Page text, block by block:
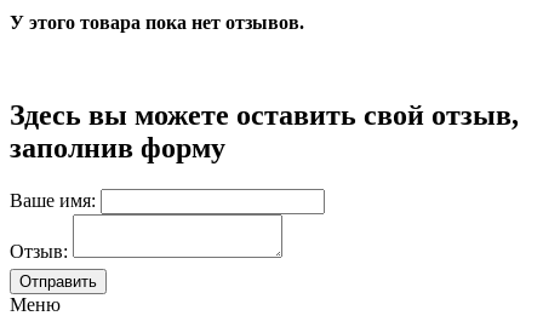
У этого товара пока нет отзывов.
Здесь вы можете оставить свой отзыв,
заполнив форму
Ваше имя:
Отзыв:
Меню